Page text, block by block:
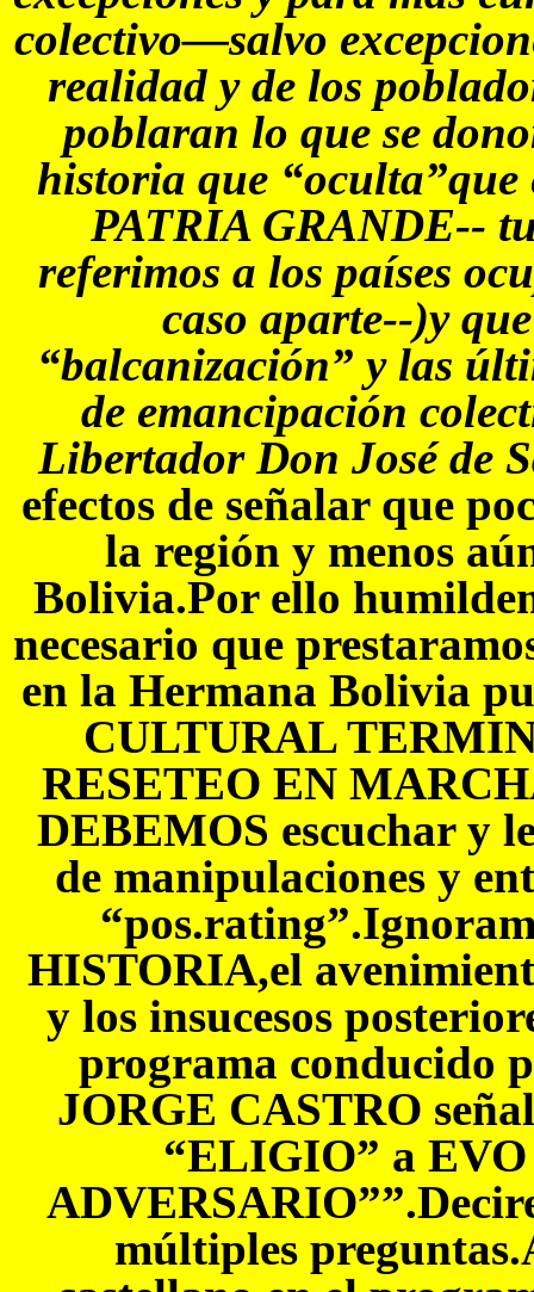
colectivo—salvo
realidad y de los
poblaran lo que se
historia que
PATRIA GRANDE--
referimos a los países
caso aparte--)y
“balcanización” y las
de emancipación
Libertador Don José de
efectos de señalar que
la región y menos
Bolivia.Por ello
necesario que
en la Hermana Bolivia
CULTURAL
RESETEO EN
DEBEMOS escuchar y
de manipulaciones y
HISTORIA,el
y los insucesos
programa conducido
JORGE CASTRO
“ELIGIO” a
múltiples